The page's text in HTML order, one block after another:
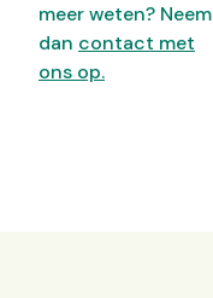
meer weten? Neem
dan contact met
ons op.